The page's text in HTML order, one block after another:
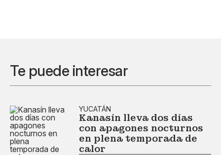
Te puede interesar
YUCATÁN
Kanasín lleva dos días
con apagones nocturnos
en plena temporada de
calor